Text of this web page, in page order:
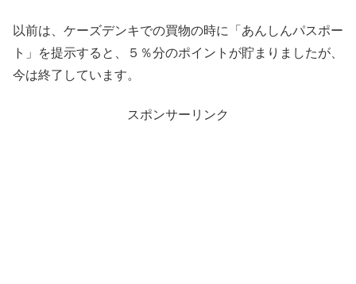
以前は、ケーズデンキでの買物の時に「あんしんパスポー
ト」を提示すると、５％分のポイントが貯まりましたが、
今は終了しています。
スポンサーリンク